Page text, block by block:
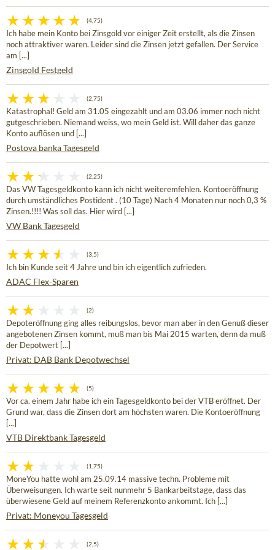
(4,75)
Ich habe mein Konto bei Zinsgold vor einiger Zeit erstellt, als die Zinsen
noch attraktiver waren. Leider sind die Zinsen jetzt gefallen. Der Service
am [...]
Zinsgold Festgeld
(2,75)
Katastrophal! Geld am 31.05 eingezahlt und am 03.06 immer noch nicht
gutgeschrieben. Niemand weiss, wo mein Geld ist. Will daher das ganze
Konto auflösen und [...]
Postova banka Tagesgeld
(2,25)
Das VW Tagesgeldkonto kann ich nicht weiteremfehlen. Kontoeröffnung
durch umständliches Postident . (10 Tage) Nach 4 Monaten nur noch 0,3 %
Zinsen.!!!! Was soll das. Hier wird [...]
VW Bank Tagesgeld
(3,5)
Ich bin Kunde seit 4 Jahre und bin ich eigentlich zufrieden.
ADAC Flex-Sparen
(2)
Depoteröffnung ging alles reibungslos, bevor man aber in den Genuß dieser
angebotenen Zinsen kommt, muß man bis Mai 2015 warten, denn da muß
der Depotwert [...]
Privat: DAB Bank Depotwechsel
(5)
Vor ca. einem Jahr habe ich ein Tagesgeldkonto bei der VTB eröffnet. Der
Grund war, dass die Zinsen dort am höchsten waren. Die Kontoeröffnung
[...]
VTB Direktbank Tagesgeld
(1,75)
MoneYou hatte wohl am 25.09.14 massive techn. Probleme mit
Überweisungen. Ich warte seit nunmehr 5 Bankarbeitstage, dass das
überwiesene Geld auf meinem Referenzkonto ankommt. Ich [...]
Privat: Moneyou Tagesgeld
(2,5)